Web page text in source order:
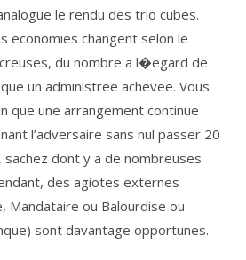
le rendu des trio cubes.
economies changent selon le
du nombre a l�egard de
un administree achevee. Vous
que une arrangement continue
l’adversaire sans nul passer 20
dont y a de nombreuses
des agiotes externes
Mandataire ou Balourdise ou
sont davantage opportunes.